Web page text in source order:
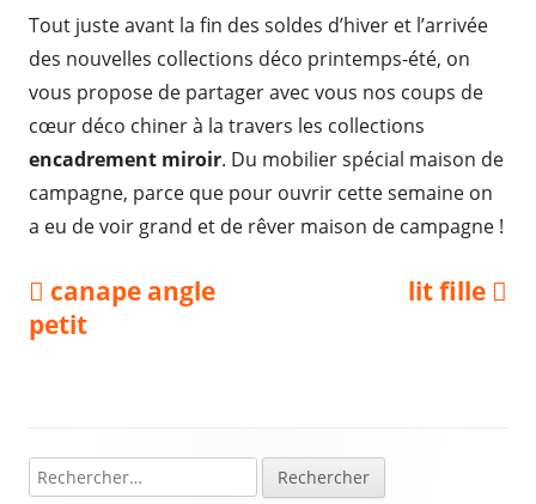
Tout juste avant la fin des soldes d’hiver et l’arrivée
des nouvelles collections déco printemps-été, on
vous propose de partager avec vous nos coups de
cœur déco chiner à la travers les collections
encadrement miroir. Du mobilier spécial maison de
campagne, parce que pour ouvrir cette semaine on
a eu de voir grand et de rêver maison de campagne !
Navigation
de
Previous
article:
canape angle
petit
Next
lit fille
Colonne